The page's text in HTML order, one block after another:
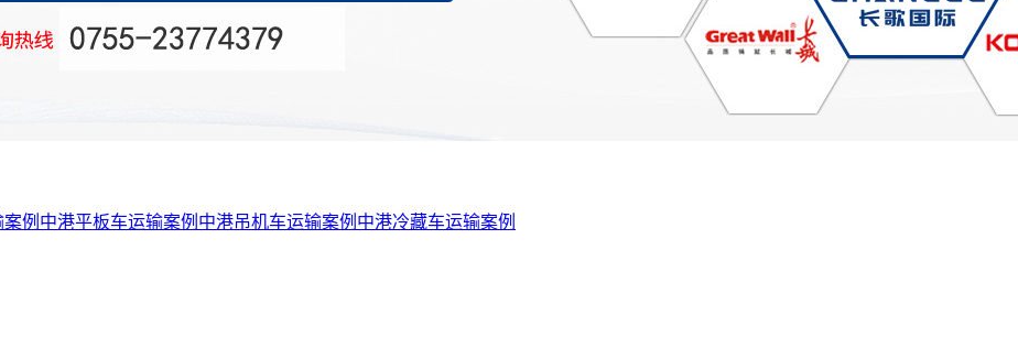
例 中港平板车运输案例 中港吊机车运输案例 中港冷藏车运输案例